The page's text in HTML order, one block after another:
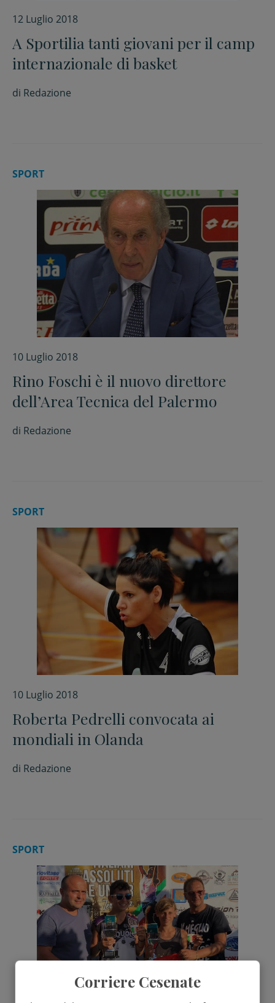
12 Luglio 2018
A Sportilia tanti giovani per il camp
internazionale di basket
di Redazione
SPORT
10 Luglio 2018
Rino Foschi è il nuovo direttore
dell’Area Tecnica del Palermo
di Redazione
SPORT
10 Luglio 2018
Roberta Pedrelli convocata ai
mondiali in Olanda
di Redazione
SPORT
Corriere Cesenate